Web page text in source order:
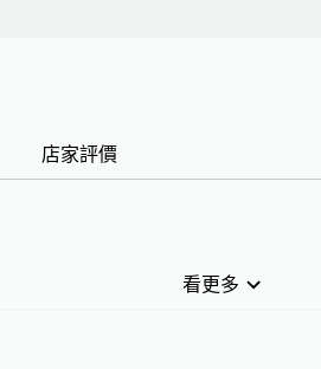
店家評價
看更多